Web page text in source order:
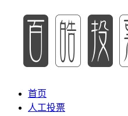
首页
人工投票